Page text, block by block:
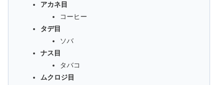
アカネ目
コーヒー
タデ目
ソバ
ナス目
タバコ
ムクロジ目